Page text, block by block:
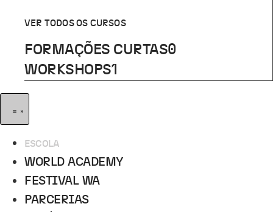
VER TODOS OS CURSOS
FORMAÇÕES CURTAS0
WORKSHOPS1
ESCOLA
WORLD ACADEMY
FESTIVAL WA
PARCERIAS